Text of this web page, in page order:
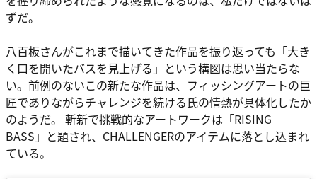
ずだ。
八百板さんがこれまで描いてきた作品を振り返っても「大き
く口を開いたバスを見上げる」という構図は思い当たらな
い。前例のないこの新たな作品は、フィッシングアートの巨
匠でありながらチャレンジを続ける氏の情熱が具体化したか
のようだ。 斬新で挑戦的なアートワークは「RISING
BASS」と題され、CHALLENGERのアイテムに落とし込まれ
ている。